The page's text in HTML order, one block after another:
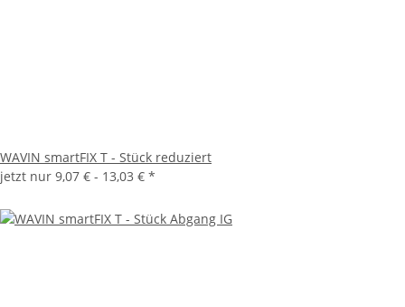
WAVIN smartFIX T - Stück reduziert
jetzt nur 9,07 € - 13,03 € *